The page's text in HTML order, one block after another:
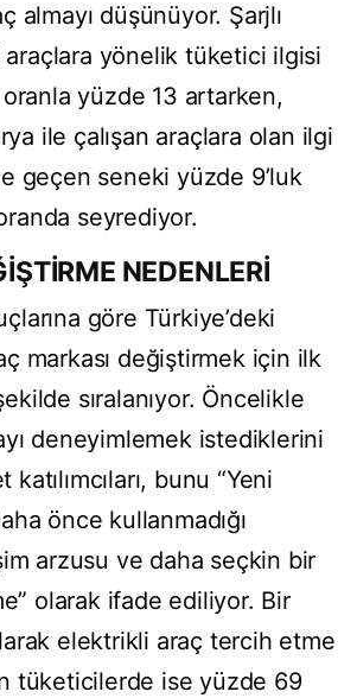
almayı düşünüyor. Şarjlı
yönelik tüketici ilgisi
yüzde 13 artarken,
ile çalışan araçlara olan ilgi
geçen seneki yüzde 9’luk
seyrediyor.
NEDENLERİ
göre Türkiye’deki
markası değiştirmek için ilk
sıralanıyor. Öncelikle
deneyimlemek istediklerini
bunu “Yeni
önce kullanmadığı
arzusu ve daha seçkin bir
olarak ifade ediliyor. Bir
elektrikli araç tercih etme
tüketicilerde ise yüzde 69